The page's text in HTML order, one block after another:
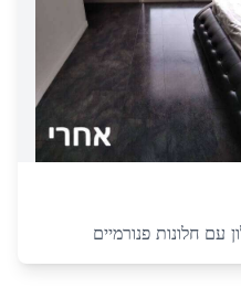
עם חלונות פנורמיים